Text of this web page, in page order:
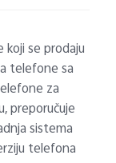
se prodaju
telefone sa
za
preporučuje
sistema
telefona